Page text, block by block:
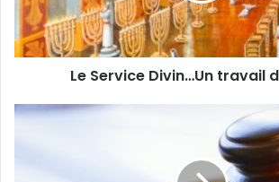
Le Service Divin…Un travail